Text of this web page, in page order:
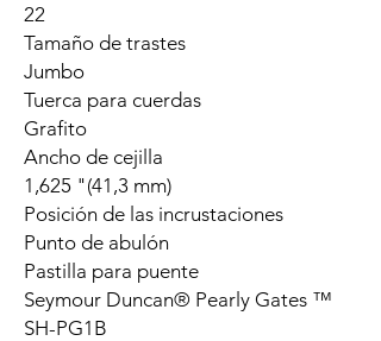
22
Tamaño de trastes
Jumbo
Tuerca para cuerdas
Grafito
Ancho de cejilla
1,625 "(41,3 mm)
Posición de las incrustaciones
Punto de abulón
Pastilla para puente
Seymour Duncan® Pearly Gates ™
SH-PG1B